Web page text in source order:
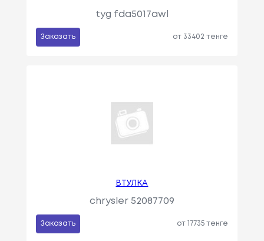
tyg fda5017awl
Заказать от 33402 тенге
ВТУЛКА
chrysler 52087709
Заказать от 17735 тенге